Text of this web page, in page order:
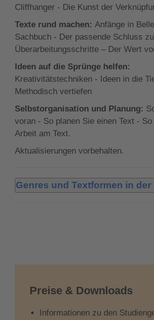
Cliffhanger - Die Kunst der
Texte rund machen: Anfänge in
Sachbuch - Der passende Schluss
Überarbeitungsschritte – Der Wert
Ideen auf die Sprünge helfen:
Kreativitätstechniken - Ideen in die
Methodisch vertiefen
Selbstorganisation und Planung:
voran - So planen Sie einen Text -
Arbeit am Text.
Aktualisierungen vorbehalten.
Genres und Textformen in
Ortsbeschreibungen
Zündfunke einer Geschichte –
übergeordnete Motive, Ängste und
Preise & Downloads
Informationen zu den